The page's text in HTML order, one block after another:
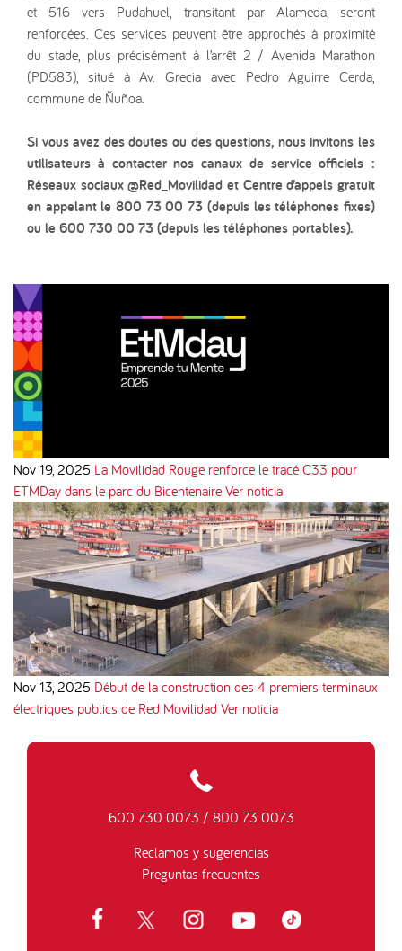
et 516 vers Pudahuel, transitant par Alameda, seront
renforcées. Ces services peuvent être approchés à proximité
du stade, plus précisément à l’arrêt 2 / Avenida Marathon
(PD583), situé à Av. Grecia avec Pedro Aguirre Cerda,
commune de Ñuñoa.
Si vous avez des doutes ou des questions, nous invitons les
utilisateurs à contacter nos canaux de service officiels :
Réseaux sociaux @Red_Movilidad et Centre d’appels gratuit
en appelant le 800 73 00 73 (depuis les téléphones fixes)
ou le 600 730 00 73 (depuis les téléphones portables).
Nov 19, 2025 La Movilidad Rouge renforce le tracé C33 pour
ETMDay dans le parc du Bicentenaire Ver noticia
Nov 13, 2025 Début de la construction des 4 premiers terminaux
électriques publics de Red Movilidad Ver noticia
600 730 0073 / 800 73 0073
Reclamos y sugerencias
Preguntas frecuentes